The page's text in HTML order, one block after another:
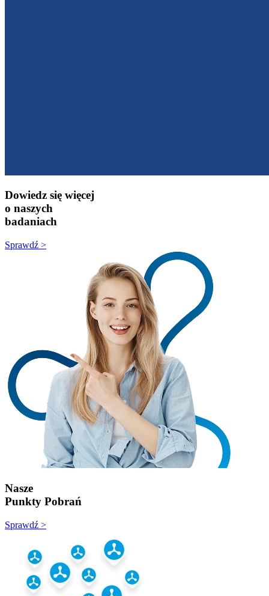
Dowiedz się więcej
o naszych
badaniach
Sprawdź >
Nasze
Punkty Pobrań
Sprawdź >